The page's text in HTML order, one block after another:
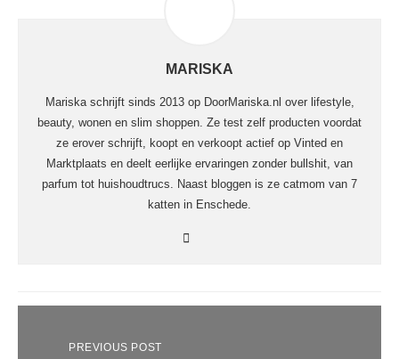
MARISKA
Mariska schrijft sinds 2013 op DoorMariska.nl over lifestyle,
beauty, wonen en slim shoppen. Ze test zelf producten voordat
ze erover schrijft, koopt en verkoopt actief op Vinted en
Marktplaats en deelt eerlijke ervaringen zonder bullshit, van
parfum tot huishoudtrucs. Naast bloggen is ze catmom van 7
katten in Enschede.
PREVIOUS POST